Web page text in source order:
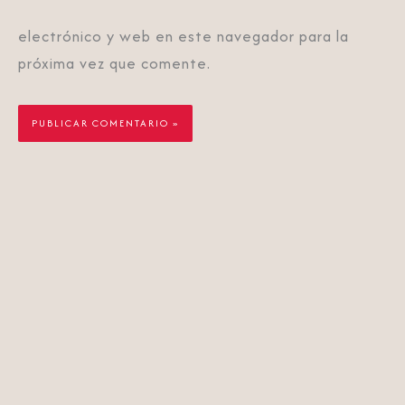
electrónico y web en este navegador para la
próxima vez que comente.